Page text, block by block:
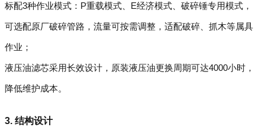
标配3种作业模式：P重载模式、E经济模式、破碎锤专用模式，
可选配原厂破碎管路，流量可按需调整，适配破碎、抓木等属具
作业；
液压油滤芯采用长效设计，原装液压油更换周期可达4000小时，
降低维护成本。
3. 结构设计